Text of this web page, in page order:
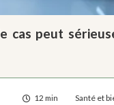
cas peut
12 min Santé et